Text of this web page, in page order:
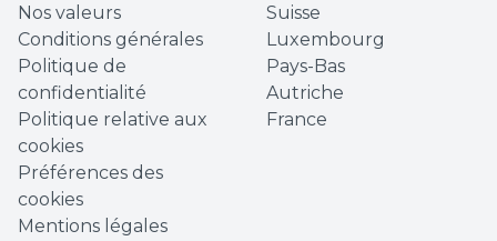
Nos valeurs
Conditions générales
Politique de
confidentialité
Politique relative aux
cookies
Préférences des
cookies
Mentions légales
Suisse
Luxembourg
Pays-Bas
Autriche
France